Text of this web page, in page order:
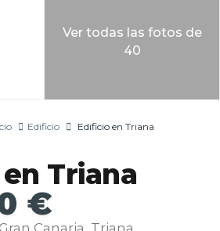
Ver todas las fotos de
40
Edificio Edificio en Triana
Triana
€
Canaria Triana